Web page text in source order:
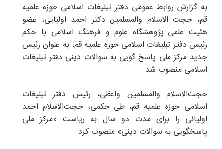
به گزارش روابط عمومی دفتر تبلیغات اسلامی حوزه علمیه
قم، حجت الاسلام والمسلمین دکتر احمد اولیایی، عضو
هئیت علمی پژوهشگاه علوم و فرهنگ اسلامی با حکم
رئیس دفتر تبلیغات اسلامی حوزه علمیه قم، به عنوان رئیس
جدید مرکز ملی پاسخ گویی به سوالات دینی دفتر تبلیغات
اسلامی منصوب شد.
حجت‌الاسلام والمسلمین واعظی، رئیس دفتر تبلیغات
اسلامی حوزه علمیه قم، طی حکمی، حجت‌الاسلام احمد
اولیائی را برای مدت دو سال به ریاست «مرکز ملی
پاسخگویی به سوالات دینی» منصوب کرد.